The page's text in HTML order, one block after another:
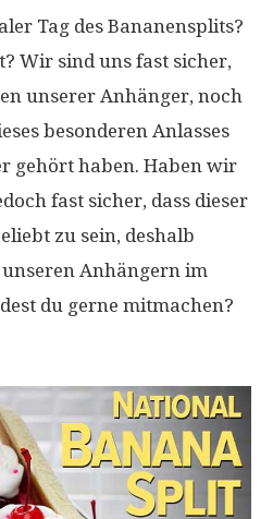
Tag des Bananensplits?
Wir sind uns fast sicher,
unserer Anhänger, noch
besonderen Anlasses
gehört haben. Haben wir
fast sicher, dass dieser
zu sein, deshalb
Anhängern im
du gerne mitmachen?